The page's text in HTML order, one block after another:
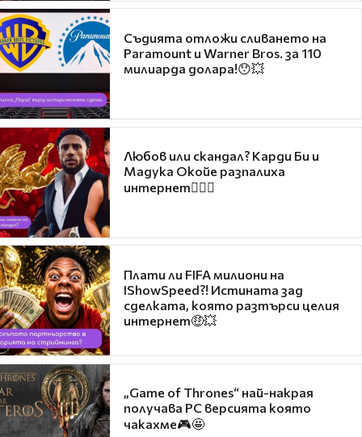
Съдията отложи сливането на
Paramount и Warner Bros. за 110
милиарда долара!😯💥
Любов или скандал? Карди Би и
Мадука Окойе разпалиха
интернет❤️‍🔥🔥
Плати ли FIFA милиони на
IShowSpeed?! Истината зад
сделката, която разтърси целия
интернет🤑💥
„Game of Thrones“ най-накрая
получава PC версията която
чакахме🎮🤩